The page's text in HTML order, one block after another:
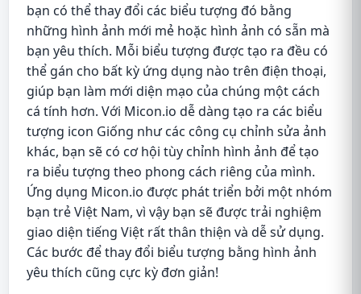
bạn có thể thay đổi các biểu tượng đó bằng
những hình ảnh mới mẻ hoặc hình ảnh có sẵn mà
bạn yêu thích. Mỗi biểu tượng được tạo ra đều có
thể gán cho bất kỳ ứng dụng nào trên điện thoại,
giúp bạn làm mới diện mạo của chúng một cách
cá tính hơn. Với Micon.io dễ dàng tạo ra các biểu
tượng icon Giống như các công cụ chỉnh sửa ảnh
khác, bạn sẽ có cơ hội tùy chỉnh hình ảnh để tạo
ra biểu tượng theo phong cách riêng của mình.
Ứng dụng Micon.io được phát triển bởi một nhóm
bạn trẻ Việt Nam, vì vậy bạn sẽ được trải nghiệm
giao diện tiếng Việt rất thân thiện và dễ sử dụng.
Các bước để thay đổi biểu tượng bằng hình ảnh
yêu thích cũng cực kỳ đơn giản!